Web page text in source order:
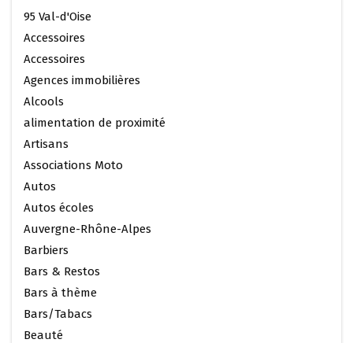
95 Val-d'Oise
Accessoires
Accessoires
Agences immobilières
Alcools
alimentation de proximité
Artisans
Associations Moto
Autos
Autos écoles
Auvergne-Rhône-Alpes
Barbiers
Bars & Restos
Bars à thème
Bars/Tabacs
Beauté